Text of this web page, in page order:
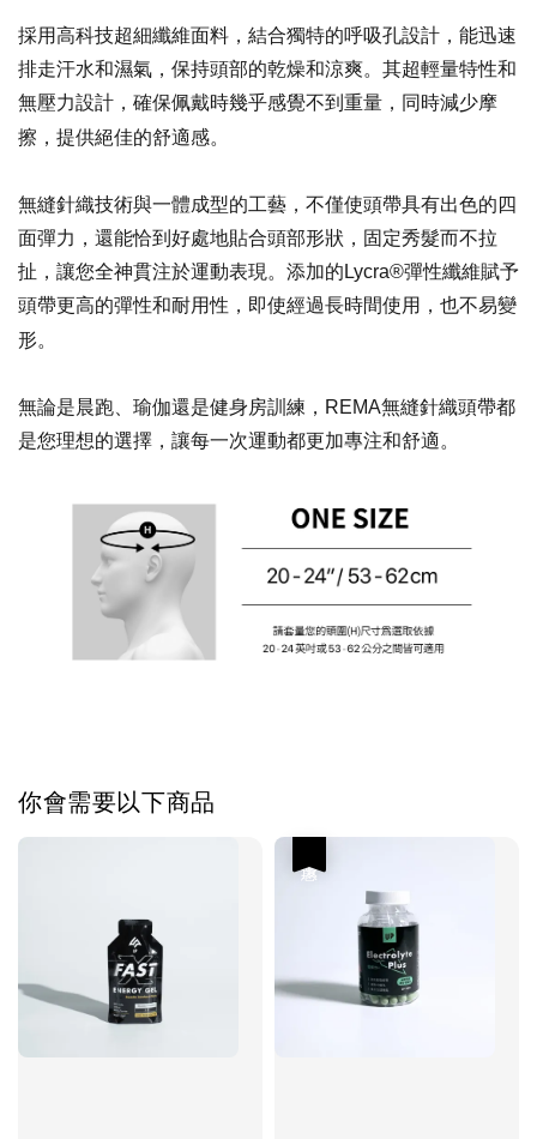
採用高科技超細纖維面料，結合獨特的呼吸孔設計，能迅速
排走汗水和濕氣，保持頭部的乾燥和涼爽。其超輕量特性和
無壓力設計，確保佩戴時幾乎感覺不到重量，同時減少摩
擦，提供絕佳的舒適感。
無縫針織技術與一體成型的工藝，不僅使頭帶具有出色的四
面彈力，還能恰到好處地貼合頭部形狀，固定秀髮而不拉
扯，讓您全神貫注於運動表現。添加的Lycra®彈性纖維賦予
頭帶更高的彈性和耐用性，即使經過長時間使用，也不易變
形。
無論是晨跑、瑜伽還是健身房訓練，REMA無縫針織頭帶都
是您理想的選擇，讓每一次運動都更加專注和舒適。
你會需要以下商品